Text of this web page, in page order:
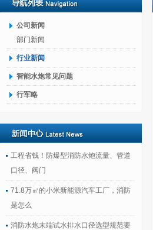
公司新闻
部门新闻
行业新闻
智能水炮常见问题
行军略
工程省钱！防爆型消防水炮流量、管道
口径、阀门
71.8万㎡的小米新能源汽车工厂，消防
是怎么
消防水炮末端试水排水口径选型规范要